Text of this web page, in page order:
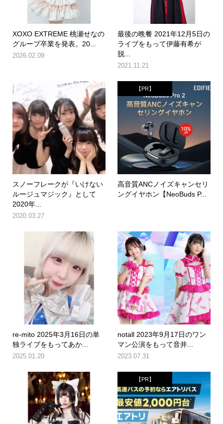
XOXO EXTREME 桃瀬せなの
グループ卒業を発表。20...
2026.02.09
最後の晩餐 2021年12月5日の
ライブをもって伊藤有希が
脱...
2021.11.21
スノーフレークが『いけない
ルージュマジック』として
2020年...
2020.03.27
【PR】
高音質ANCノイズキャンセリ
ングイヤホン【NeoBuds P...
re-mito 2025年3月16日の単
独ライブをもってあか...
2025.01.20
notall 2023年9月17日のワン
マン公演をもって音井...
2023.07.31
【PR】